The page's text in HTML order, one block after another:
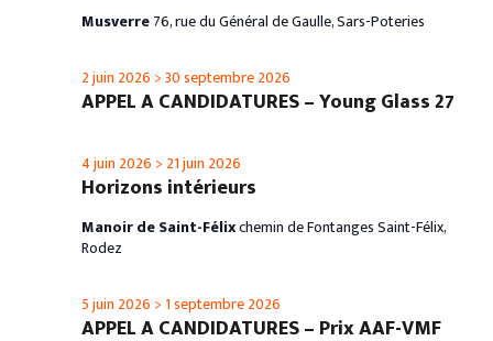
Musverre76, rue du Général de Gaulle, Sars-Poteries
APPEL A CANDIDATURES – Young Glass 27
2 juin 2026 >30 septembre 2026
Horizons intérieurs
4 juin 2026 > 21 juin 2026
Manoir de Saint-Félixchemin de Fontanges Saint-Félix,
Rodez
APPEL A CANDIDATURES – Prix AAF-VMF
5 juin 2026 > 1 septembre 2026